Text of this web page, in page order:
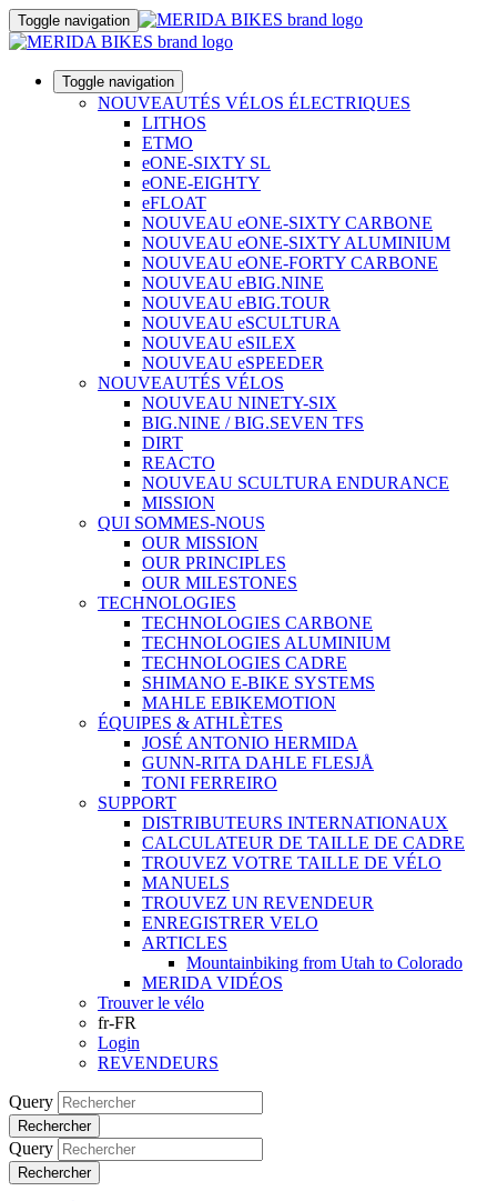
Toggle navigation
Toggle navigation
NOUVEAUTÉS VÉLOS ÉLECTRIQUES
LITHOS
ETMO
eONE-SIXTY SL
eONE-EIGHTY
eFLOAT
NOUVEAU eONE-SIXTY CARBONE
NOUVEAU eONE-SIXTY ALUMINIUM
NOUVEAU eONE-FORTY CARBONE
NOUVEAU eBIG.NINE
NOUVEAU eBIG.TOUR
NOUVEAU eSCULTURA
NOUVEAU eSILEX
NOUVEAU eSPEEDER
NOUVEAUTÉS VÉLOS
NOUVEAU NINETY-SIX
BIG.NINE / BIG.SEVEN TFS
DIRT
REACTO
NOUVEAU SCULTURA ENDURANCE
MISSION
QUI SOMMES-NOUS
OUR MISSION
OUR PRINCIPLES
OUR MILESTONES
TECHNOLOGIES
TECHNOLOGIES CARBONE
TECHNOLOGIES ALUMINIUM
TECHNOLOGIES CADRE
SHIMANO E-BIKE SYSTEMS
MAHLE EBIKEMOTION
ÉQUIPES & ATHLÈTES
JOSÉ ANTONIO HERMIDA
GUNN-RITA DAHLE FLESJÅ
TONI FERREIRO
SUPPORT
DISTRIBUTEURS INTERNATIONAUX
CALCULATEUR DE TAILLE DE CADRE
TROUVEZ VOTRE TAILLE DE VÉLO
MANUELS
TROUVEZ UN REVENDEUR
ENREGISTRER VELO
ARTICLES
Mountainbiking from Utah to Colorado
MERIDA VIDÉOS
Trouver le vélo
fr-FR
Login
REVENDEURS
Query
Rechercher
Query
Rechercher